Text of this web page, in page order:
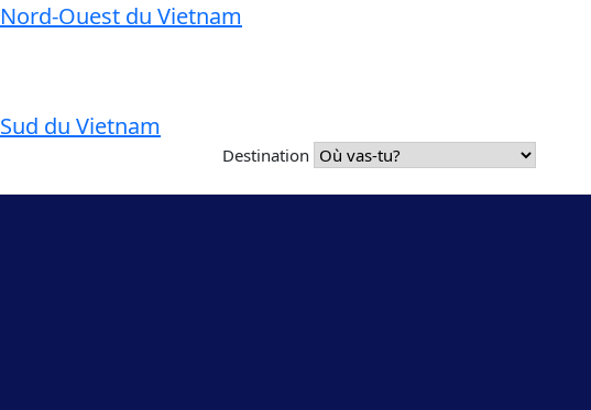
Nord-Ouest du Vietnam
Sud du Vietnam
Destination